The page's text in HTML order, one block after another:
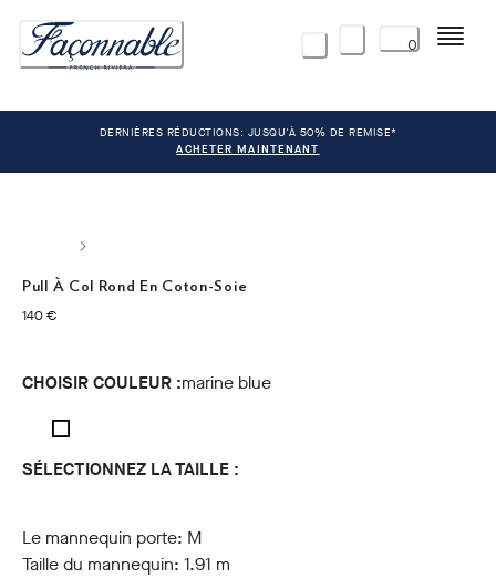
0 Menu
DERNIÈRES RÉDUCTIONS: JUSQU'À 50% DE REMISE*
ACHETER MAINTENANT
Pull À Col Rond En Coton-Soie
140 €
current price 140 €
CHOISIR COULEUR :marine blue
SÉLECTIONNEZ LA TAILLE :
Le mannequin porte: M
Taille du mannequin: 1.91 m